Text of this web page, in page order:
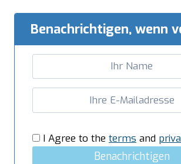
ATTILA
Benachrichtigen, wenn
I Agree to the terms and
Benachrichtigen